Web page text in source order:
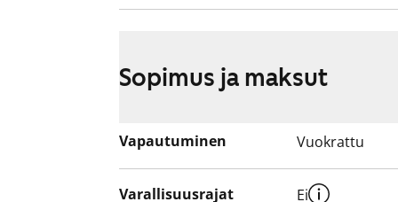
Sopimus ja maksut
Vapautuminen Vuokrattu
Varallisuusrajat Ei